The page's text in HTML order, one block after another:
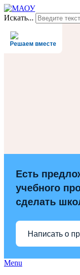
Искать...
Решаем вместе
Есть
учебного
сделать
Написать о
Menu